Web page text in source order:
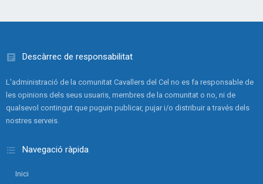
Descàrrec de responsabilitat
L'administració de la comunitat Cavallers del Cel no es fa responsable de
les opinions dels seus usuaris, membres de la comunitat o no, ni de
qualsevol contingut que puguin publicar, pujar i/o distribuir a través dels
nostres serveis.
Navegació ràpida
Inici